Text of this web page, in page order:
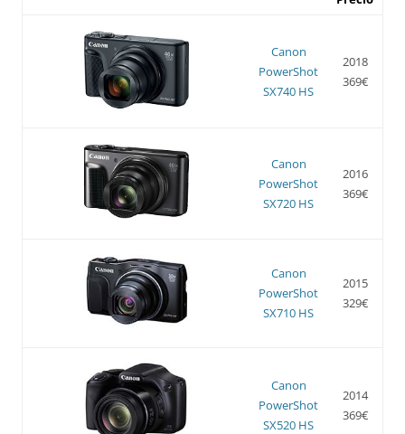
Canon
PowerShot
SX740 HS
2018
369€
Canon
PowerShot
SX720 HS
2016
369€
Canon
PowerShot
SX710 HS
2015
329€
Canon
PowerShot
SX520 HS
2014
369€